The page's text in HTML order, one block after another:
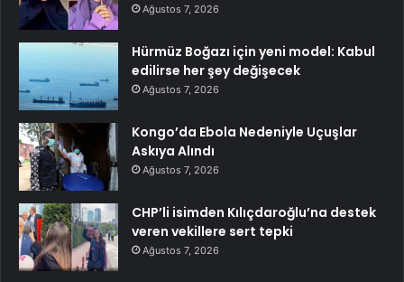
Ağustos 7, 2026
Hürmüz Boğazı için yeni model: Kabul
edilirse her şey değişecek
Ağustos 7, 2026
Kongo’da Ebola Nedeniyle Uçuşlar
Askıya Alındı
Ağustos 7, 2026
CHP’li isimden Kılıçdaroğlu’na destek
veren vekillere sert tepki
Ağustos 7, 2026